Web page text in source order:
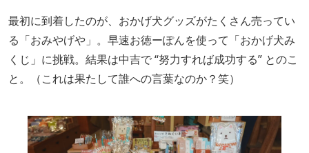
最初に到着したのが、おかげ犬グッズがたくさん売ってい
る「おみやげや」。早速お徳ーぽんを使って「おかげ犬み
くじ」に挑戦。結果は中吉で “努力すれば成功する” とのこ
と。（これは果たして誰への言葉なのか？笑）